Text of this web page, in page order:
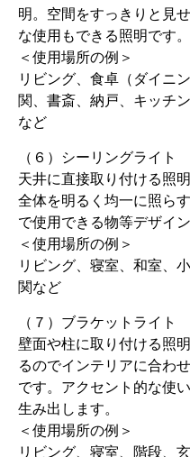
明。空間をすっきりと見
な使用もできる照明です。
＜使用場所の例＞
リビング、食卓（ダイニ
関、書斎、納戸、キッチ
など
（６）シーリングライト
天井に直接取り付ける照
全体を明るく均一に照ら
で使用できる物等デザイ
＜使用場所の例＞
リビング、寝室、和室、
関など
（７）ブラケットライト
壁面や柱に取り付ける照
るのでインテリアに合わ
です。アクセント的な使
生み出します。
＜使用場所の例＞
リビング、寝室、階段、